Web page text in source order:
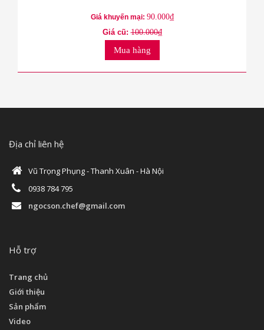
Giá khuyến mại: 90.000₫
Giá cũ:100.000₫
Mua hàng
Địa chỉ liên hệ
Vũ Trọng Phụng - Thanh Xuân - Hà Nội
0938 784 795
ngocson.chef@gmail.com
Hỗ trợ
Trang chủ
Giới thiệu
Sản phẩm
Video